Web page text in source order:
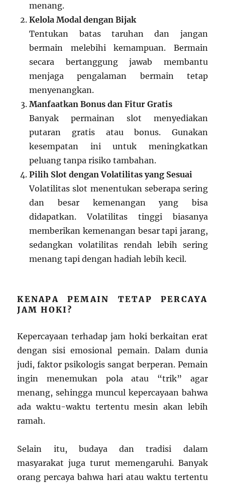
menang.
Kelola Modal dengan Bijak
Tentukan batas taruhan dan jangan
bermain melebihi kemampuan. Bermain
secara bertanggung jawab membantu
menjaga pengalaman bermain tetap
menyenangkan.
Manfaatkan Bonus dan Fitur Gratis
Banyak permainan slot menyediakan
putaran gratis atau bonus. Gunakan
kesempatan ini untuk meningkatkan
peluang tanpa risiko tambahan.
Pilih Slot dengan Volatilitas yang Sesuai
Volatilitas slot menentukan seberapa sering
dan besar kemenangan yang bisa
didapatkan. Volatilitas tinggi biasanya
memberikan kemenangan besar tapi jarang,
sedangkan volatilitas rendah lebih sering
menang tapi dengan hadiah lebih kecil.
KENAPA PEMAIN TETAP PERCAYA
JAM HOKI?
Kepercayaan terhadap jam hoki berkaitan erat
dengan sisi emosional pemain. Dalam dunia
judi, faktor psikologis sangat berperan. Pemain
ingin menemukan pola atau “trik” agar
menang, sehingga muncul kepercayaan bahwa
ada waktu-waktu tertentu mesin akan lebih
ramah.
Selain itu, budaya dan tradisi dalam
masyarakat juga turut memengaruhi. Banyak
orang percaya bahwa hari atau waktu tertentu